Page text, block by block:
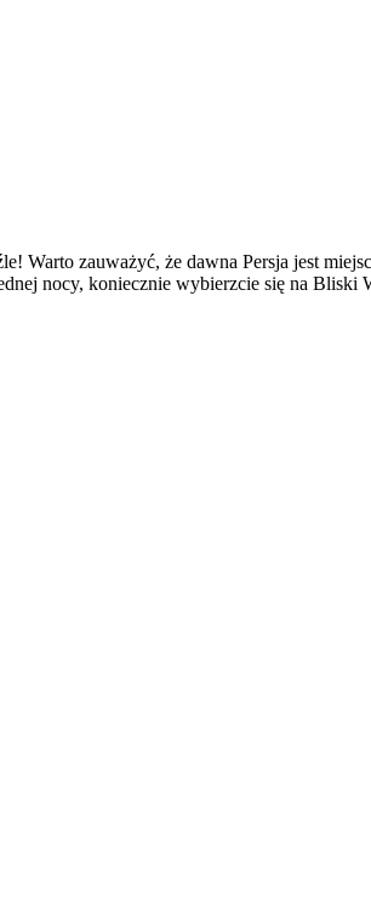
zauważyć, że dawna Persja jest
nocy, koniecznie wybierzcie się na